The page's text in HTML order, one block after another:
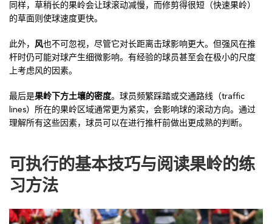
同样，草稍长的果岭会让球滚动减慢，而修剪得很短（快速果岭）
的草面则使球速度更快。
此外， 风也不可忽视，尽管它对长距离击球影响更大。但强风在推
杆时仍可能对球产生细微影响。有经验的球员甚至会在极小的尺度
上考虑风的因素。
最后是果岭下方土壤的密度。球员频繁踩踏或交通路线（traffic
lines）所在的果岭区域通常更为紧实，会影响球的滚动方向。通过
理解所有这些因素，球员可以在进行推杆前做出更成熟的判断。
可执行的基本技巧与阅读果岭的练
习方法